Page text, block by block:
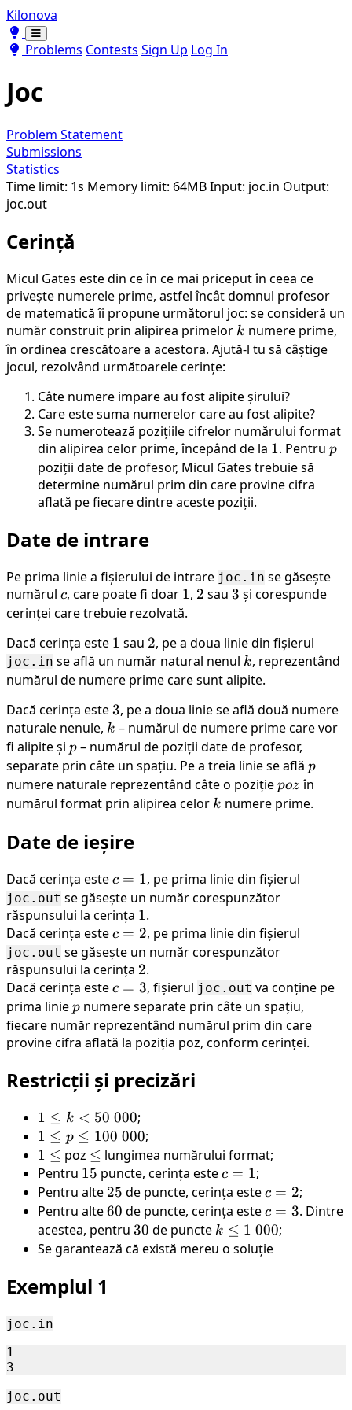
Kilonova
Toggle theme
Toggle theme
Problems Contests Sign Up Log In
Joc
Problem Statement
Submissions
Statistics
Time limit: 1s Memory limit: 64MBInput: joc.in Output:
joc.out
Cerință
Micul Gates este din ce în ce mai priceput în ceea ce
privește numerele prime, astfel încât domnul profesor
de matematică îi propune următorul joc: se consideră un
număr construit prin alipirea primelor k
k numere prime,
în ordinea crescătoare a acestora. Ajută-l tu să câștige
jocul, rezolvând următoarele cerințe:
Câte numere impare au fost alipite șirului?
Care este suma numerelor care au fost alipite?
Se numerotează pozițiile cifrelor numărului format
din alipirea celor prime, începând de la 1
1. Pentru p
p
poziții date de profesor, Micul Gates trebuie să
determine numărul prim din care provine cifra
aflată pe fiecare dintre aceste poziții.
Date de intrare
Pe prima linie a fișierului de intrare joc.in se găsește
numărul c
c, care poate fi doar 1
1, 2
2 sau 3
3 și corespunde
cerinței care trebuie rezolvată.
Dacă cerința este 1
1 sau 2
2, pe a doua linie din fișierul
joc.in se află un număr natural nenul k
k, reprezentând
numărul de numere prime care sunt alipite.
Dacă cerința este3
3, pe a doua linie se află două numere
naturale nenule, k
k – numărul de numere prime care vor
fi alipite și p
p – numărul de poziții date de profesor,
separate prin câte un spațiu. Pe a treia linie se află p
p
numere naturale reprezentând câte o pozițiepoz
poz în
numărul format prin alipirea celor k
k numere prime.
Date de ieșire
Dacă cerința estec=1
c = 1, pe prima linie din fișierul
joc.out se găsește un număr corespunzător
răspunsului la cerința 1
1.
Dacă cerința estec=2
c = 2, pe prima linie din fișierul
joc.out se găsește un număr corespunzător
răspunsului la cerința 2
2.
Dacă cerința estec=3
c = 3, fișierul joc.out va conține pe
prima liniep
p numere separate prin câte un spațiu,
fiecare număr reprezentând numărul prim din care
provine cifra aflată la poziția poz, conform cerinței.
Restricții și precizări
1
\leq
k
\lt
50
\
000
1 ≤ k < 50 000;
1
\leq
p
\leq
100
\
000
1 ≤ p ≤ 100 000;
1
\leq
1 ≤ poz \leq
≤ lungimea numărului format;
Pentru 15
15 puncte, cerința estec=1
c = 1;
Pentru alte 25
25 de puncte, cerința estec=2
c = 2;
Pentru alte60
60 de puncte, cerința estec=3
c = 3. Dintre
acestea, pentru 30
30 de puncte k
\leq
k ≤ 1 000;
Se garantează că există mereu o soluție
Exemplul 1
joc.in
1
joc.out